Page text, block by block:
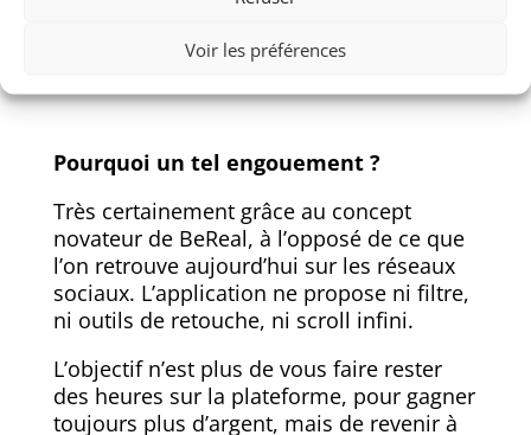
Voir les préférences
d’utilisateurs actifs mensuels a augmenté
qui porte l’application a plus de 7,4
d’entre eux ont eu lieu en 2022.
Pourquoi un tel engouement ?
Très certainement grâce au concept
novateur de BeReal, à l’opposé de ce que
l’on retrouve aujourd’hui sur les réseaux
sociaux. L’application ne propose ni filtre,
ni outils de retouche, ni scroll infini.